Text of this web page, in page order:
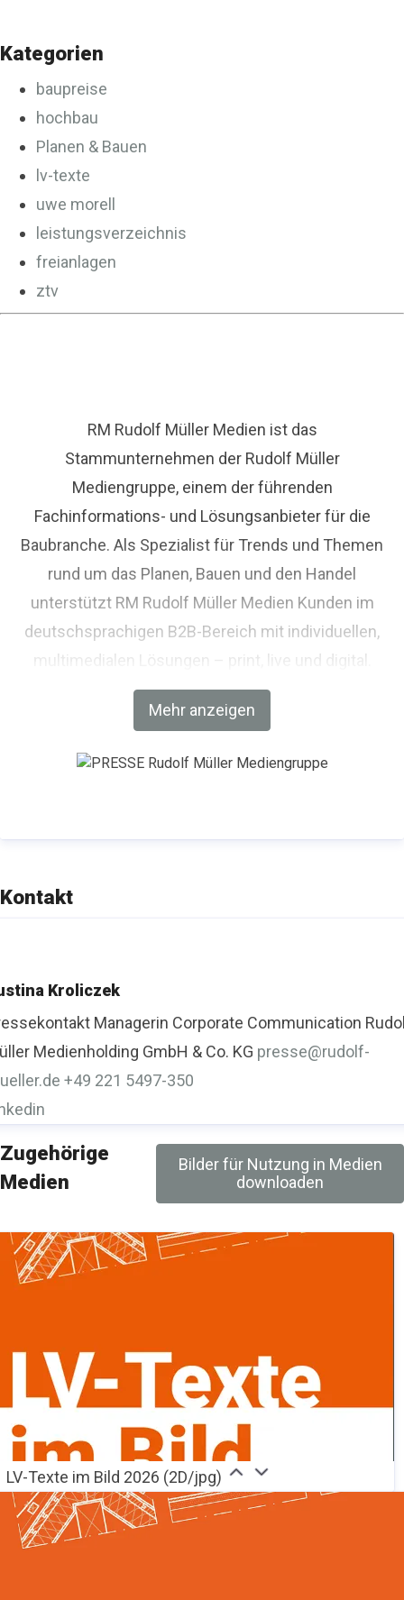
Kategorien
baupreise
hochbau
Planen & Bauen
lv-texte
uwe morell
leistungsverzeichnis
freianlagen
ztv
RM Rudolf Müller Medien ist das
Stammunternehmen der Rudolf Müller
Mediengruppe, einem der führenden
Fachinformations- und Lösungsanbieter für die
Baubranche. Als Spezialist für Trends und Themen
rund um das Planen, Bauen und den Handel
unterstützt RM Rudolf Müller Medien Kunden im
deutschsprachigen B2B-Bereich mit individuellen,
multimedialen Lösungen – print, live und digital.
Weiterbildung und Netzwerken stehen im
Mittelpunkt des umfangreichen
bestehend u. a. aus einer Messe, Kongressen,
Mehr anzeigen
Kontakt
Kroliczek
Managerin Corporate Communication
Medienholding GmbH & Co. KG presse@rudolf-
+49 221 5497-350
Zugehörige
Medien
Bilder für Nutzung in Medien
downloaden
LV-Texte im Bild 2026 (2D/jpg)